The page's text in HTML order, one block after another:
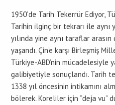
1950’de Tarih Tekerrür Ediyor,
Tarihin ilginç bir tekrarı ile aynı
yılında yine aynı taraflar
yaşandı. Çin’e karşı Birleşmiş
Türkiye-ABD’nin mücadelesiyle
galibiyetiyle sonuçlandı. Tarih
1338 yıl öncesinin intikamını
bölerek. Koreliler için “deja vu”